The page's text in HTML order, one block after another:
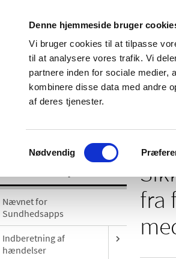
Denne hjemmeside bruger
Vi bruger cookies til at tilpasse
til at analysere vores trafik. Vi
partnere inden for sociale medier,
kombinere disse data med andre
af deres tjenester.
Samtykkevalg
Nødvendig
Godkendelse og
Bivirkninger og
produktinformation
Nævnet for
Sundhedsapps
Indberetning af
hændelser
fra